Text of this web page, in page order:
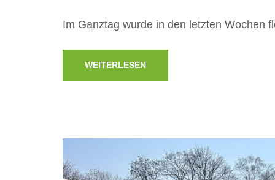
Im Ganztag wurde in den letzten Wochen
WEITERLESEN